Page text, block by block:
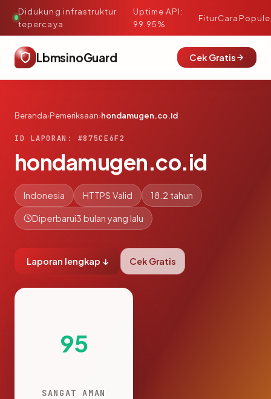
Didukung infrastruktur
tepercaya
·
Uptime API:
99.95%
FiturCara
LbmsinoGuard Cek Gratis
Beranda›Pemeriksaan›hondamugen.co.id
ID LAPORAN: #875CE6F2
hondamugen.co.id
Indonesia HTTPS Valid 18.2 tahun
Diperbarui3 bulan yang lalu
Laporan lengkap ↓ Cek Gratis
95
SANGAT AMAN